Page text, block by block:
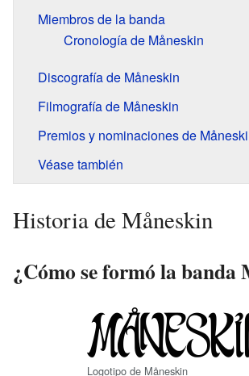
Miembros de la banda
Cronología de Måneskin
Discografía de Måneskin
Filmografía de Måneskin
Premios y nominaciones de
Véase también
Historia de Måneskin
¿Cómo se formó la banda
Logotipo de Måneskin